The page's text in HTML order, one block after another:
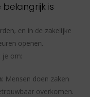
is
en in de zakelijke
openen.
je om:
: Mensen doen zaken
overkomen.